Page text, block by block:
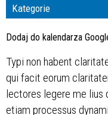
Kategorie
Dodaj do kalendarza
Typi non habent
qui facit eorum
lectores legere me lius
etiam processus